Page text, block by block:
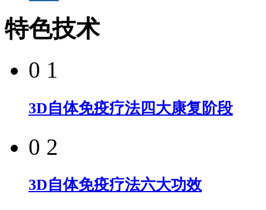
特色技术
0 1
3D自体免疫疗法四大康复阶段
0 2
3D自体免疫疗法六大功效